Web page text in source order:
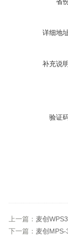
详细地
补充说
验证
上一篇： 麦创
下一篇： 麦创